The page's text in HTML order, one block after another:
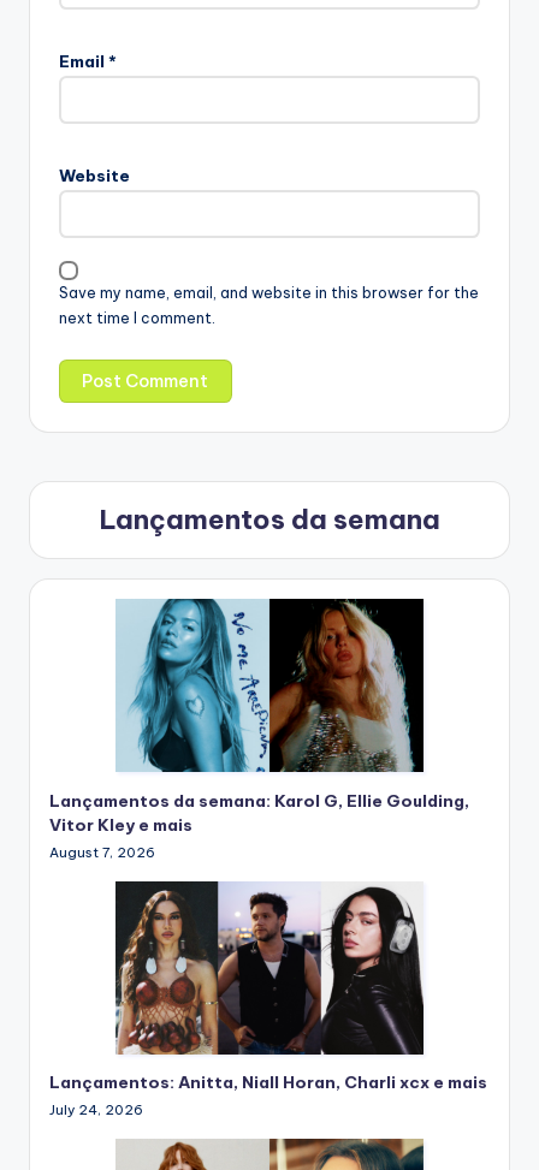
Email *
Website
Save my name, email, and website in this browser for the
next time I comment.
Lançamentos da semana
Lançamentos da semana: Karol G, Ellie Goulding,
Vitor Kley e mais
August 7, 2026
Lançamentos: Anitta, Niall Horan, Charli xcx e mais
July 24, 2026